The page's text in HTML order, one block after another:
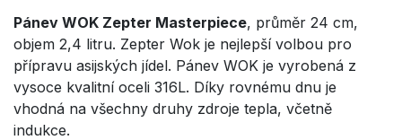
Pánev WOK Zepter Masterpiece, průměr 24 cm,
objem 2,4 litru. Zepter Wok je nejlepší volbou pro
přípravu asijských jídel. Pánev WOK je vyrobená z
vysoce kvalitní oceli 316L. Díky rovnému dnu je
vhodná na všechny druhy zdroje tepla, včetně
indukce.